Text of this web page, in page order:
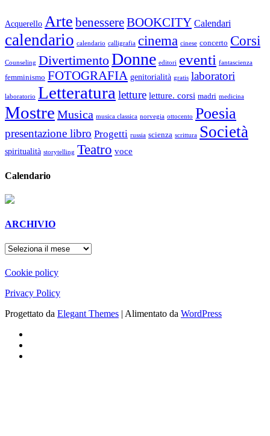
Acquerello Arte benessereBOOKCITY Calendari
calendario calendario calligrafia cinema cinese concerto Corsi
Counseling DivertimentoDonne editori eventi fantascienza
femminismo FOTOGRAFIA genitorialità gratis laboratori
laboratorio Letteratura letture letture. corsi madri medicina
Mostre Musica musica classica norvegia ottocento Poesia
presentazione libro Progetti russia scienza scrittura Società
spiritualità storytelling Teatro voce
Calendario
ARCHIVIO
ARCHIVIO
Cookie policy
Privacy Policy
Progettato da Elegant Themes | Alimentato da WordPress